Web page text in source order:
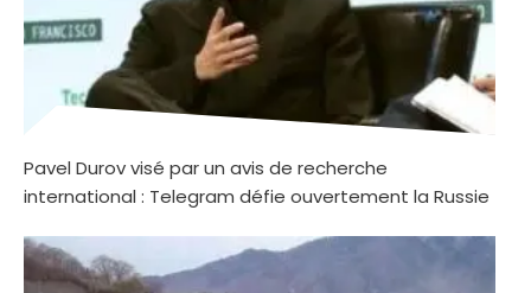
Pavel Durov visé par un avis de recherche
international : Telegram défie ouvertement la Russie